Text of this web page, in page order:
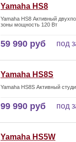
Yamaha HS8
Yamaha HS8 Активный
зоны мощность 120 Вт
59 990 руб под
Yamaha HS8S
Yamaha HS8S Активный
99 990 руб под
Yamaha HS5W